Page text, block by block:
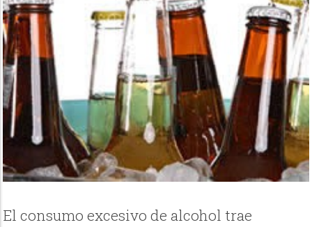
El consumo excesivo de alcohol trae